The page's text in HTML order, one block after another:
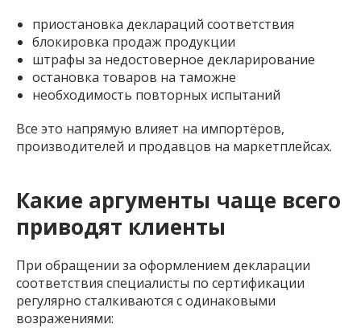
приостановка деклараций соответствия
блокировка продаж продукции
штрафы за недостоверное декларирование
остановка товаров на таможне
необходимость повторных испытаний
Все это напрямую влияет на импортёров,
производителей и продавцов на маркетплейсах.
Какие аргументы чаще всего
приводят клиенты
При обращении за оформлением декларации
соответствия специалисты по сертификации
регулярно сталкиваются с одинаковыми
возражениями: